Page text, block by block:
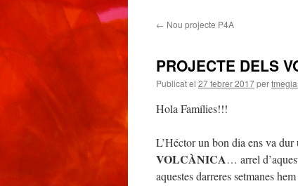
contingut
← Nou projecte P4A
PROJECTE DELS
Publicat el 27 febrer 2017per
Hola Famílies!!!
L’Héctor un bon dia ens va
VOLCÀNICA… arrel
aquestes darreres setmanes